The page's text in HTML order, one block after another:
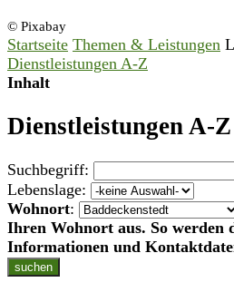
© Pixabay
Startseite Themen & Leistungen
Dienstleistungen A-Z
Inhalt
Dienstleistungen A-Z
Suchbegriff:
Lebenslage:
Wohnort:
Ihren Wohnort aus. So werden
Informationen und
suchen